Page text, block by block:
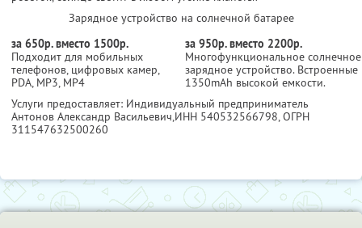
Зарядное устройство на солнечной батарее
за 650р. вместо 1500р.
Подходит для мобильных
телефонов, цифровых камер,
PDA, MP3, MP4
за 950р. вместо 2200р.
Многофункциональное солнечное
зарядное устройство. Встроенные
1350mAh высокой емкости.
Услуги предоставляет: Индивидуальный предприниматель
Антонов Александр Васильевич,ИНН 540532566798, ОГРН
311547632500260